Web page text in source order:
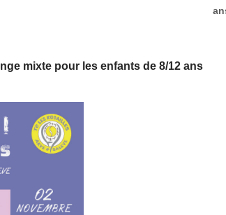
mixte pour les enfants de 8/12 ans